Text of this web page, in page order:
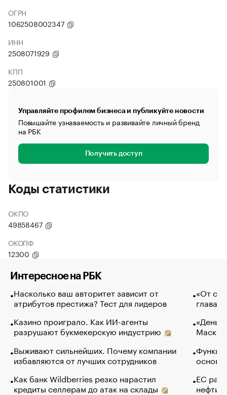
ОГРН
1062508002347
ИНН
2508071929
КПП
250801001
Управляйте профилем бизнеса и публикуйте новости
Повышайте узнаваемость и развивайте личный бренд
на РБК
Получить доступ
Коды статистики
ОКПО
49858467
ОКОПФ
12300
Интересное на РБК
Насколько ваш авторитет зависит от
атрибутов престижа? Тест для лидеров
Казино проиграло. Как ИИ-агенты
разрушают букмекерскую индустрию
Выживают сильнейших. Почему компании
избавляются от лучших сотрудников
Как банк Wildberries резко нарастил
кредиты селлерам до атак на склады
«От
глава
Маск в
основ
ЕС
нефти